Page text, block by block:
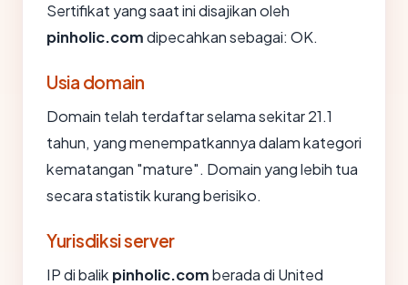
Sertifikat yang saat ini disajikan oleh
pinholic.comdipecahkan sebagai: OK.
Usia domain
Domain telah terdaftar selama sekitar 21.1
tahun, yang menempatkannya dalam kategori
kematangan "mature". Domain yang lebih tua
secara statistik kurang berisiko.
Yurisdiksi server
IP di balik pinholic.comberada di United